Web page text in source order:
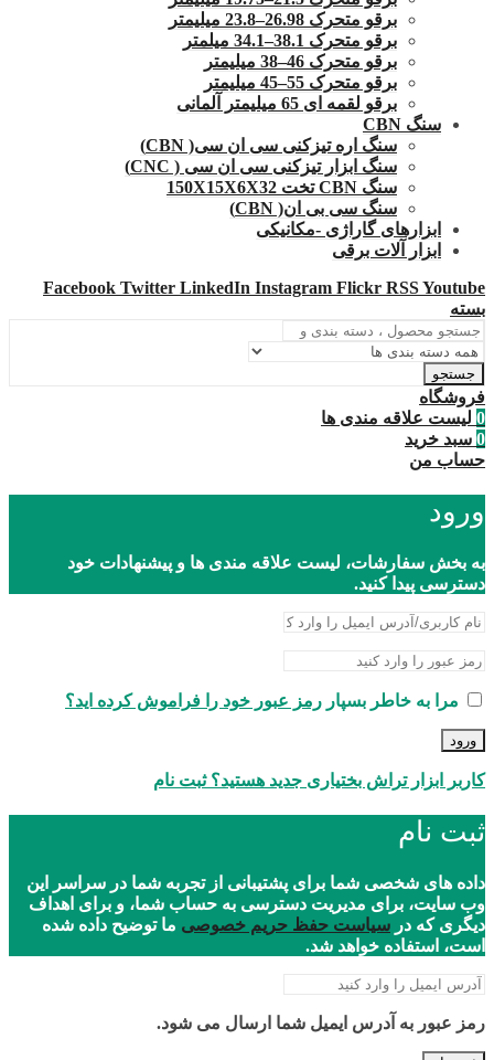
برقو متحرک 26.98–23.8 میلیمتر
برقو متحرک 38.1–34.1 میلمتر
برقو متحرک 46–38 میلیمتر
برقو متحرک 55–45 میلیمتر
برقو لقمه ای 65 میلیمتر آلمانی
سنگ CBN
سنگ اره تیزکنی سی ان سی( CBN)
سنگ ابزار تیزکنی سی ان سی ( CNC)
سنگ CBN تخت 150X15X6X32
سنگ سی بی ان( CBN)
ابزارهای گاراژی -مکانیکی
ابزار آلات برقی
Facebook Twitter LinkedIn Instagram Flickr RSSYoutube
بسته
جستجو
فروشگاه
0 لیست علاقه مندی ها
0 سبد خرید
حساب من
ورود
به بخش سفارشات، لیست علاقه مندی ها و پیشنهادات خود
دسترسی پیدا کنید.
مرا به خاطر بسپار رمز عبور خود را فراموش کرده اید؟
ورود
کاربر ابزار تراش بختیاری جدید هستید؟ ثبت نام
ثبت نام
داده های شخصی شما برای پشتیبانی از تجربه شما در سراسر این
وب سایت، برای مدیریت دسترسی به حساب شما، و برای اهداف
دیگری که در سیاست حفظ حریم خصوصی ما توضیح داده شده
است، استفاده خواهد شد.
رمز عبور به آدرس ایمیل شما ارسال می شود.